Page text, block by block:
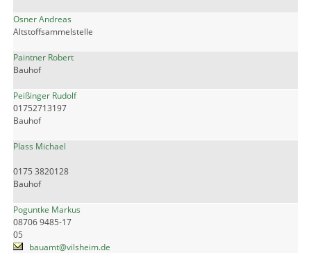
Osner Andreas
Altstoffsammelstelle
Paintner Robert
Bauhof
Peißinger Rudolf
01752713197
Bauhof
Plass Michael
0175 3820128
Bauhof
Poguntke Markus
08706 9485-17
05
bauamt@vilsheim.de